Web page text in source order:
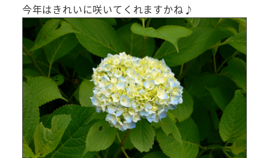
今年はきれいに咲いてくれますかね♪